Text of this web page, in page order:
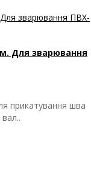
Для зварювання
прикатування шва